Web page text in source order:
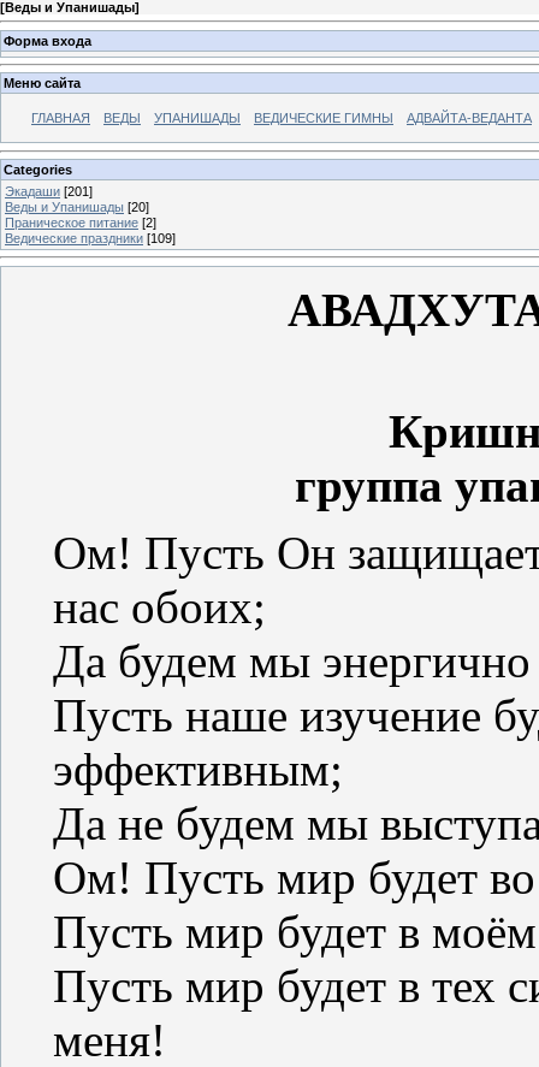
[Веды и Упанишады]
Форма входа
Меню сайта
ГЛАВНАЯ ВЕДЫ УПАНИШАДЫ ВЕДИЧЕСКИЕ ГИМНЫ АДВАЙТА-ВЕДАНТА
Categories
Экадаши [201]
Веды и Упанишады [20]
Праническое питание [2]
Ведические праздники [109]
группа
Ом! Пусть Он защищает
нас обоих;
Да будем мы
Пусть наше изучение
эффективным;
Да не будем мы
Ом! Пусть мир будет
Пусть мир будет в
Пусть мир будет в тех
меня!